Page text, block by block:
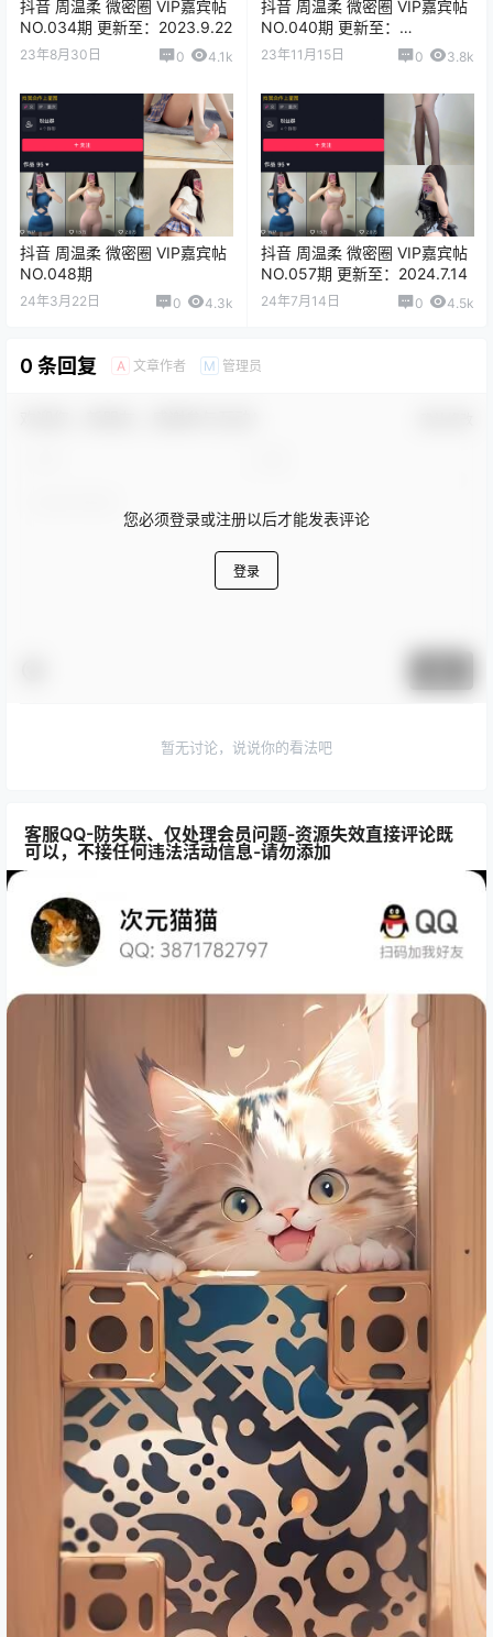
抖音 周温柔 微密圈 VIP嘉宾帖
NO.034期 更新至：2023.9.22
23年8月30日 0 4.1k
抖音 周温柔 微密圈 VIP嘉宾帖
NO.040期 更新至：
2023.11.13
23年11月15日 0 3.8k
抖音 周温柔 微密圈 VIP嘉宾帖
NO.048期
24年3月22日 0 4.3k
抖音 周温柔 微密圈 VIP嘉宾帖
NO.057期 更新至：2024.7.14
24年7月14日 0 4.5k
0 条回复 A 文章作者 M 管理员
您必须登录或注册以后才能发表评论
登录
暂无讨论，说说你的看法吧
客服QQ-防失联、仅处理会员问题-资源失效直接评论既
可以，不接任何违法活动信息-请勿添加